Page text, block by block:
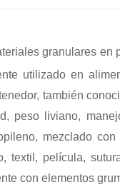
granulares en
utilizado en
también
peso liviano,
mezclado con
película,
con elementos